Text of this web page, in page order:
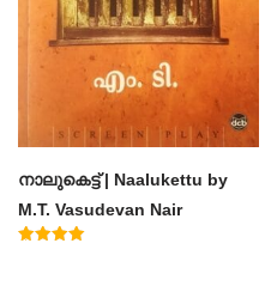
നാലുകെട്ട് | Naalukettu by
M.T. Vasudevan Nair